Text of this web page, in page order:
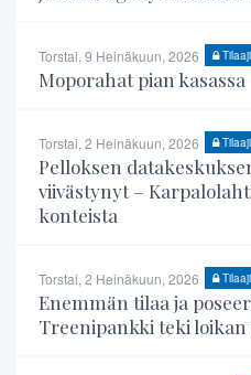
Torstai, 9 Heinäkuun, 2026
Moporahat pian kasassa
Torstai, 2 Heinäkuun, 2026
Pelloksen
viivästynyt –
konteista
Torstai, 2 Heinäkuun, 2026
Enemmän tilaa ja
Treenipankki teki loikan